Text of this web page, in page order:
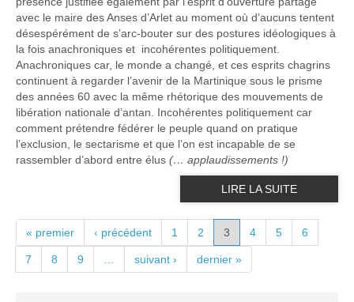
avec le maire des Anses d’Arlet au moment où d’aucuns tentent
désespérément de s’arc-bouter sur des postures idéologiques à
la fois anachroniques et incohérentes politiquement.
Anachroniques car, le monde a changé, et ces esprits chagrins
continuent à regarder l’avenir de la Martinique sous le prisme
des années 60 avec la même rhétorique des mouvements de
libération nationale d’antan. Incohérentes politiquement car
comment prétendre fédérer le peuple quand on pratique
l’exclusion, le sectarisme et que l’on est incapable de se
rassembler d’abord entre élus (… applaudissements !)
LIRE LA SUITE
PAGES
« premier ‹ précédent 1 2 3 4 5 6
7 8 9 suivant › dernier »